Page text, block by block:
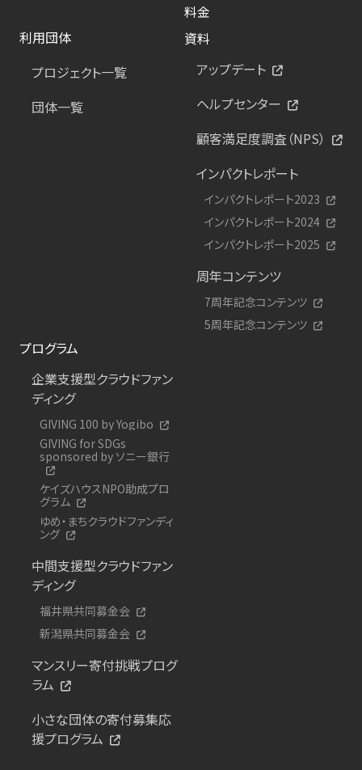
料金
利用団体
プロジェクト一覧
団体一覧
資料
アップデート
ヘルプセンター
顧客満足度調査（NPS）
インパクトレポート
インパクトレポート2023
インパクトレポート2024
インパクトレポート2025
周年コンテンツ
7周年記念コンテンツ
5周年記念コンテンツ
プログラム
企業支援型クラウドファン
ディング
GIVING 100 by Yogibo
GIVING for SDGs
sponsored by ソニー銀行
ケイズハウスNPO助成プロ
グラム
ゆめ・まちクラウドファンディ
ング
中間支援型クラウドファン
ディング
福井県共同募金会
新潟県共同募金会
マンスリー寄付挑戦プログ
ラム
小さな団体の寄付募集応
援プログラム